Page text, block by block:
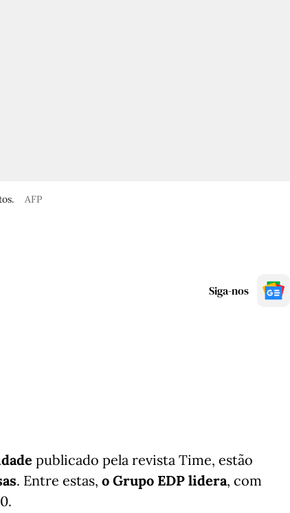
AFP
Siga-nos
publicado pela revista Time, estão
. Entre estas, o Grupo EDP lidera, com